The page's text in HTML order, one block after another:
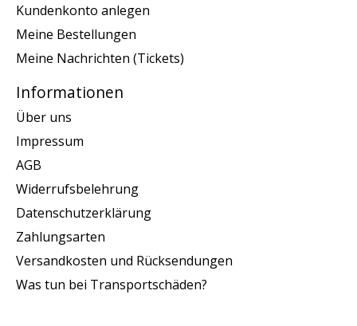
Kundenkonto anlegen
Meine Bestellungen
Meine Nachrichten (Tickets)
Informationen
Über uns
Impressum
AGB
Widerrufsbelehrung
Datenschutzerklärung
Zahlungsarten
Versandkosten und Rücksendungen
Was tun bei Transportschäden?